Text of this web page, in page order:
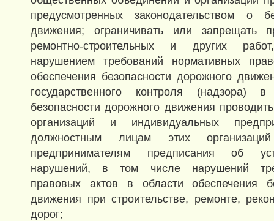
предусмотренных законодательством о
движения; ограничивать или запрещать
ремонтно-строительных и других
нарушением требований нормативных
обеспечения безопасности дорожного
государственного контроля (надзора)
безопасности дорожного движения
организаций и индивидуальных
должностным лицам этих
предпринимателям предписания об
нарушений, в том числе нарушений
правовых актов в области обеспечения
движения при строительстве, ремонте,
дорог;